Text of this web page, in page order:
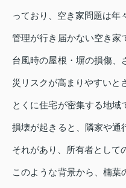
っており、空き家問題は年
管理が行き届かない空き家
台風時の屋根・塀の損傷、
災リスクが高まりやすいと
とくに住宅が密集する地域
損壊が起きると、隣家や通
それがあり、所有者として
このような背景から、楠葉